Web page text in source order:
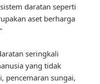
daratan seperti
aset berharga
seringkali
yang tidak
pencemaran sungai,